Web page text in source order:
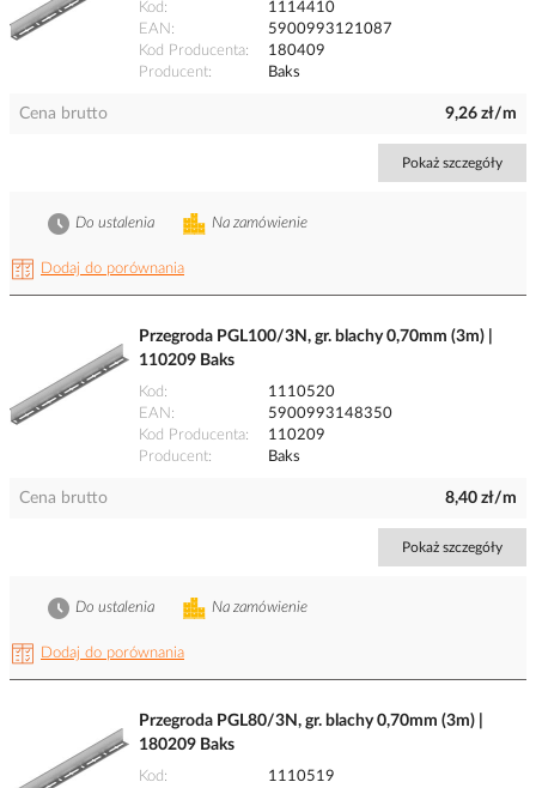
Kod
1114410
EAN
5900993121087
Kod Producenta
180409
Producent
Baks
Cena brutto 9,26 zł/m
Pokaż szczegóły
Dodaj do porównania
Na zamówienie
Do ustalenia
Przegroda PGL100/3N, gr. blachy 0,70mm (3m) |
110209 Baks
Kod
1110520
EAN
5900993148350
Kod Producenta
110209
Producent
Baks
Cena brutto 8,40 zł/m
Pokaż szczegóły
Dodaj do porównania
Na zamówienie
Do ustalenia
Przegroda PGL80/3N, gr. blachy 0,70mm (3m) |
180209 Baks
Kod
1110519